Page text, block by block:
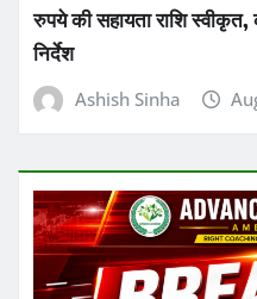
रुपये की सहायता राशि
निर्देश
Ashish Sinha